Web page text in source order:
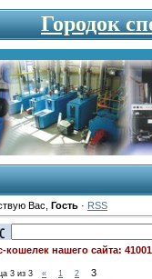
Городок
Вас Гость· RSS
кошелек нашего сайта:
3из 3 « 1 2
3